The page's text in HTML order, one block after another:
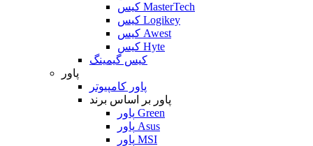
کیس MasterTech
کیس Logikey
کیس Awest
کیس Hyte
کیس گیمینگ
پاور
پاور کامپیوتر
پاور بر اساس برند
پاور Green
پاور Asus
پاور MSI